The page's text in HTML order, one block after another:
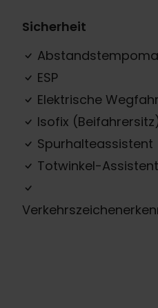
Sicherheit
ESP
Elektrische
Isofix
Spurhalteassistent
Totwinkel-Assistent